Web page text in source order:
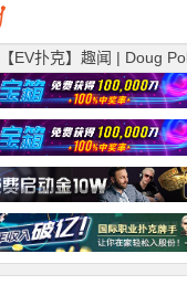
【EV扑克】趣闻 | Doug Polk：2022年本应是